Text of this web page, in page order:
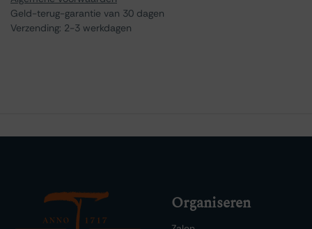
Geld-terug-garantie van 30 dagen
Verzending: 2-3 werkdagen
Organiseren